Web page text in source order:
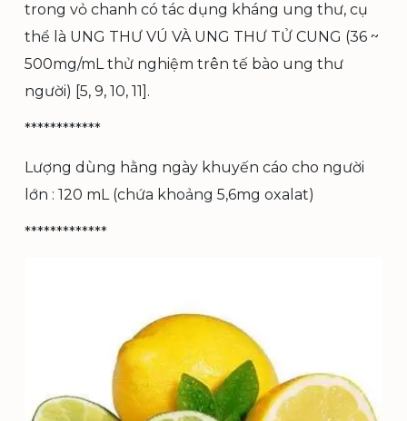
trong vỏ chanh có tác dụng kháng ung thư, cụ
thể là UNG THƯ VÚ VÀ UNG THƯ TỬ CUNG (36 ~
500mg/mL thử nghiệm trên tế bào ung thư
người) [5, 9, 10, 11].
************
Lượng dùng hằng ngày khuyến cáo cho người
lớn : 120 mL (chứa khoảng 5,6mg oxalat)
*************